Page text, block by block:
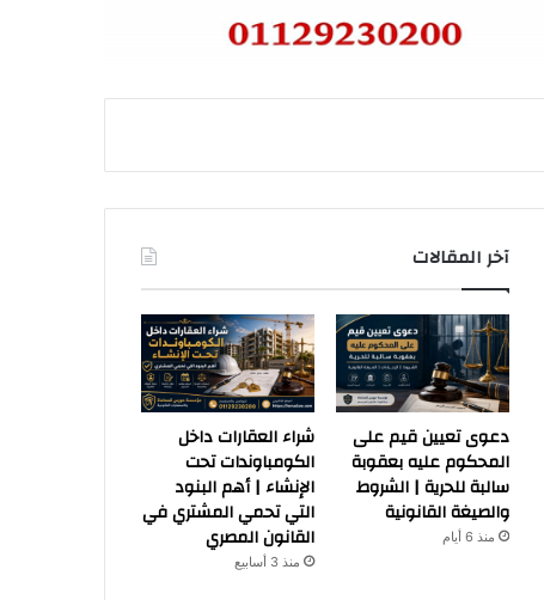
آخر المقالات
دعوى تعيين قيم على
المحكوم عليه بعقوبة
سالبة للحرية | الشروط
والصيغة القانونية
منذ 6 أيام
شراء العقارات داخل
الكومباوندات تحت
الإنشاء | أهم البنود
التي تحمي المشتري في
القانون المصري
منذ 3 أسابيع